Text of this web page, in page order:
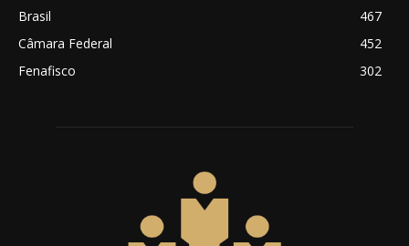
Brasil
467
Câmara Federal
452
Fenafisco
302